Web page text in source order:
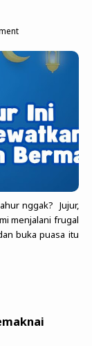
nggak? Jujur,
menjalani frugal
buka puasa itu